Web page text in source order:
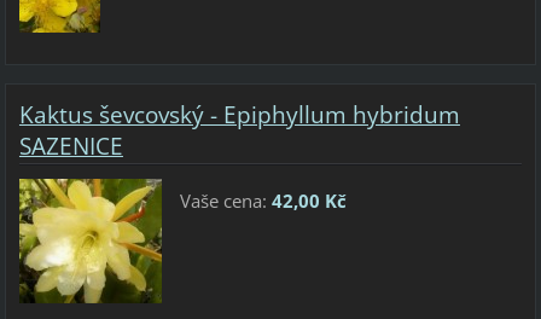
Kaktus ševcovský - Epiphyllum hybridum
SAZENICE
Vaše cena: 42,00 Kč